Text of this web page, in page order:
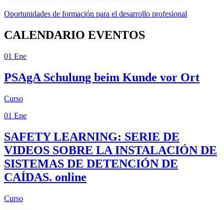
Oportunidades de formación para el desarrollo profesional
CALENDARIO EVENTOS
01 Ene
PSAgA Schulung beim Kunde vor Ort
Curso
01 Ene
SAFETY LEARNING: SERIE DE
VIDEOS SOBRE LA INSTALACIÓN DE
SISTEMAS DE DETENCIÓN DE
CAÍDAS. online
Curso